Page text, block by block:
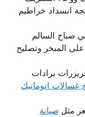
انسداد خراطيم
صباح السالم
على المبخر وتصليح
برادات
غسالات اتوماتيك
مثل صيانة